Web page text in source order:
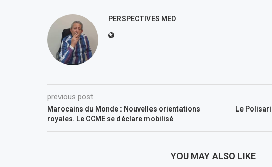
PERSPECTIVES MED
previous post
Marocains du Monde : Nouvelles orientations
royales. Le CCME se déclare mobilisé
Le
YOU MAY ALSO LIKE